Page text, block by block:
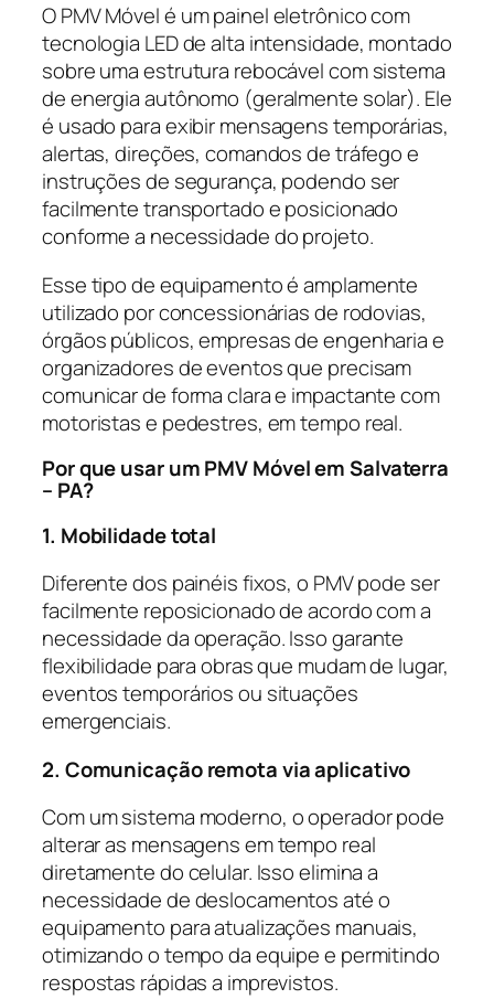
O PMV Móvel é um painel eletrônico com
tecnologia LED de alta intensidade, montado
sobre uma estrutura rebocável com sistema
de energia autônomo (geralmente solar). Ele
é usado para exibir mensagens temporárias,
alertas, direções, comandos de tráfego e
instruções de segurança, podendo ser
facilmente transportado e posicionado
conforme a necessidade do projeto.
Esse tipo de equipamento é amplamente
utilizado por concessionárias de rodovias,
órgãos públicos, empresas de engenharia e
organizadores de eventos que precisam
comunicar de forma clara e impactante com
motoristas e pedestres, em tempo real.
Por que usar um PMV Móvel em Salvaterra
– PA?
1. Mobilidade total
Diferente dos painéis fixos, o PMV pode ser
facilmente reposicionado de acordo com a
necessidade da operação. Isso garante
flexibilidade para obras que mudam de lugar,
eventos temporários ou situações
emergenciais.
2. Comunicação remota via aplicativo
Com um sistema moderno, o operador pode
alterar as mensagens em tempo real
diretamente do celular. Isso elimina a
necessidade de deslocamentos até o
equipamento para atualizações manuais,
otimizando o tempo da equipe e permitindo
respostas rápidas a imprevistos.